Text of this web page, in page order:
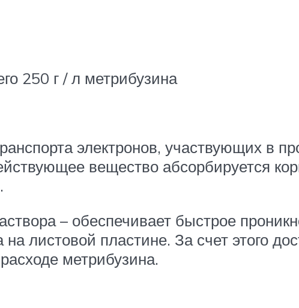
250 г / л метрибузина
электронов, участвующих в
вещество абсорбируется
– обеспечивает быстрое
листовой пластине. За счет этого
метрибузина.